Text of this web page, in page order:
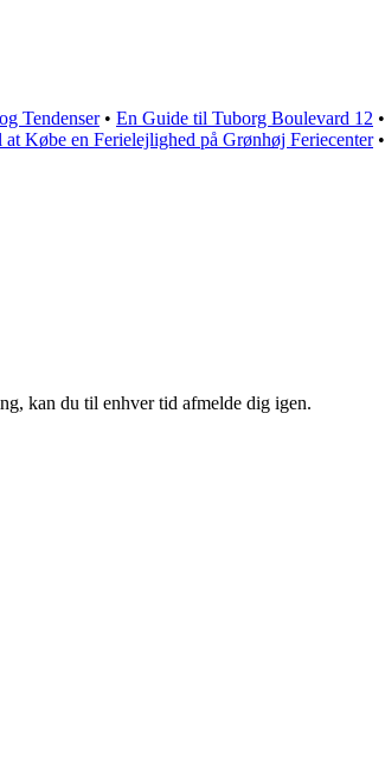
Tendenser• En Guide til Tuborg Boulevard 12 •
Købe en Ferielejlighed på Grønhøj Feriecenter•
kan du til enhver tid afmelde dig igen.